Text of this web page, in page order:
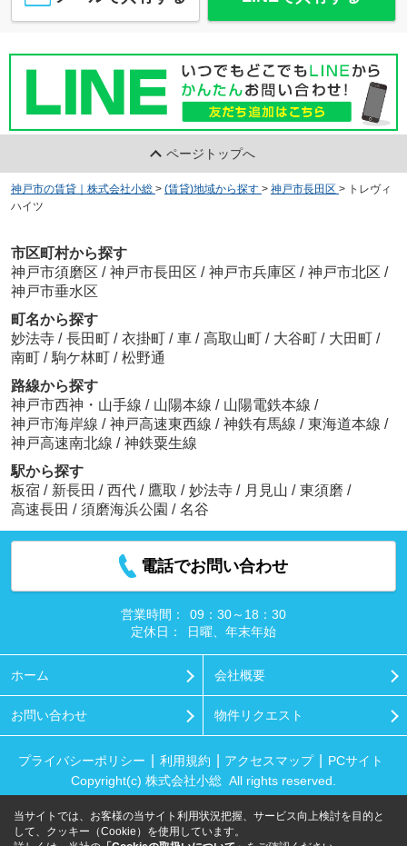
ページトップへ
神戸市の賃貸｜株式会社小総 > (賃貸)地域から探す > 神戸市長田区 > トレヴィ
ハイツ
市区町村から探す
神戸市須磨区 / 神戸市長田区 / 神戸市兵庫区 / 神戸市北区 /
神戸市垂水区
町名から探す
妙法寺 / 長田町 / 衣掛町 / 車 / 高取山町 / 大谷町 / 大田町 /
南町 / 駒ケ林町 / 松野通
路線から探す
神戸市西神・山手線 / 山陽本線 / 山陽電鉄本線 /
神戸市海岸線 / 神戸高速東西線 / 神鉄有馬線 / 東海道本線 /
神戸高速南北線 / 神鉄粟生線
駅から探す
板宿 / 新長田 / 西代 / 鷹取 / 妙法寺 / 月見山 / 東須磨 /
高速長田 / 須磨海浜公園 / 名谷
電話でお問い合わせ
営業時間：
09：30～18：30
定休日：
日曜、年末年始
ホーム 会社概要
お問い合わせ 物件リクエスト
プライバシーポリシー 利用規約 アクセスマップ
PCサイト
Copyright(c) 株式会社小総 All rights reserved.
当サイトでは、お客様の当サイト利用状況把握、サービス向上検討を目的と
して、クッキー（Cookie）を使用しています。